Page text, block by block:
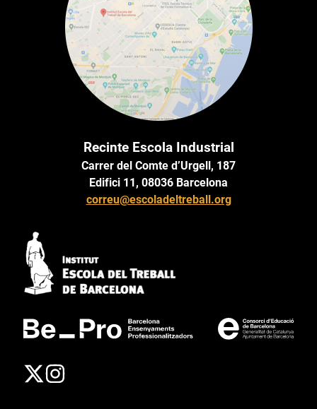
Recinte Escola Industrial
Carrer del Comte d’Urgell, 187
Edifici 11, 08036 Barcelona
correu@escoladeltreball.org